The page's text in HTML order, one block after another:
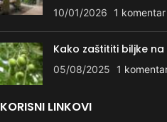
10/01/2026 1 komentar
Kako zaštititi biljke
05/08/2025 1
KORISNI LINKOVI